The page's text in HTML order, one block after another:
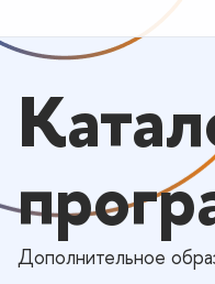
Дополнительное